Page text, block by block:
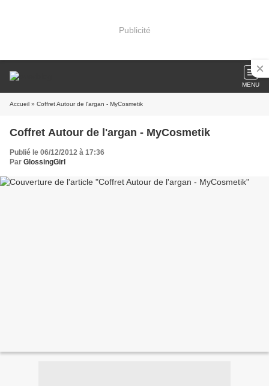
Publicité
MENU
Accueil » Coffret Autour de l'argan - MyCosmetik
Coffret Autour de l'argan - MyCosmetik
Publié le 06/12/2012 à 17:36
Par GlossingGirl